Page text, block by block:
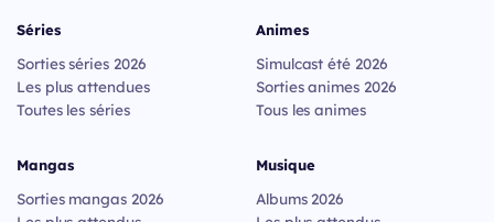
Séries
Sorties séries 2026
Les plus attendues
Toutes les séries
Animes
Simulcast été 2026
Sorties animes 2026
Tous les animes
Mangas
Sorties mangas 2026
Musique
Albums 2026